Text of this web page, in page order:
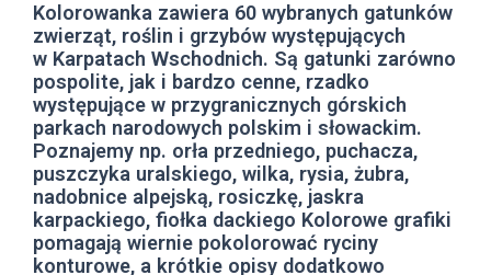
Kolorowanka zawiera 60 wybranych gatunków
zwierząt, roślin i grzybów występujących
w Karpatach Wschodnich. Są gatunki zarówno
pospolite, jak i bardzo cenne, rzadko
występujące w przygranicznych górskich
parkach narodowych polskim i słowackim.
Poznajemy np. orła przedniego, puchacza,
puszczyka uralskiego, wilka, rysia, żubra,
nadobnice alpejską, rosiczkę, jaskra
karpackiego, fiołka dackiego Kolorowe grafiki
pomagają wiernie pokolorować ryciny
konturowe, a krótkie opisy dodatkowo